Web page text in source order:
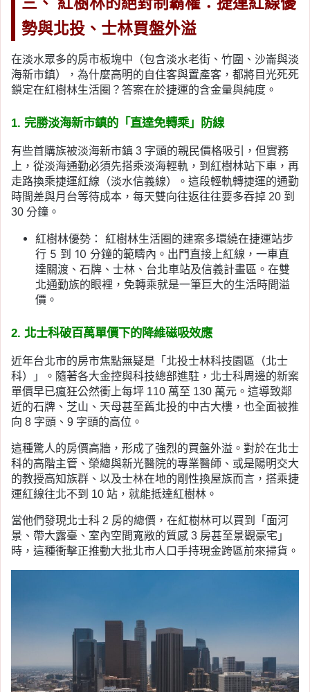
勢與北投、士林買盤外溢
在淡水眾多的房市板塊中（包含淡水老街、竹圍、沙崙與淡
海新市鎮），為什麼高明的自住客與置產客，都將目光死死
鎖定在紅樹林生活圈？答案在於捷運的含金量與純度。
1. 完勝淡海新市鎮的「直達免轉乘」防線
有些首購族被淡海新市鎮 3 字頭的親民價格吸引，但實務
上，從淡海通勤必須先搭乘淡海輕軌，到紅樹林站下車，再
走路換乘捷運紅線（淡水信義線）。這段輕軌轉捷運的通勤
時間差與月台等待成本，每天雙向往返往往要多吞掉 20 到
30 分鐘。
紅樹林優勢： 紅樹林生活圈的建案多環繞在捷運站步
行 5 到 10 分鐘的範疇內。出門直接上紅線，一車直
達關渡、石牌、士林、台北車站及信義計畫區。在雙
北通勤族的眼裡，免轉乘就是一筆巨大的生活時間溢
價。
2. 北士科破百萬單價下的降維磁吸效應
近年台北市的房市焦點無疑是「北投士林科技園區（北士
科）」。隨著各大金控與科技總部進駐，北士科周邊的新案
單價早已瘋狂公然衝上每坪 110 萬至 130 萬元。這導致鄰
近的石牌、芝山、天母甚至舊北投的中古大樓，也全面被推
向 8 字頭、9 字頭的高位。
這種驚人的房價高牆，形成了強烈的買盤外溢。對於在北士
科的高階主管、榮總與新光醫院的專業醫師、或是陽明交大
的教授高知族群、以及士林在地的剛性換屋族而言，搭乘捷
運紅線往北不到 10 站，就能抵達紅樹林。
當他們發現北士科 2 房的總價，在紅樹林可以買到「面河
景、帶大露臺、室內空間寬敞的質感 3 房甚至景觀豪宅」
時，這種衝擊正推動大批北市人口手持現金跨區前來掃貨。